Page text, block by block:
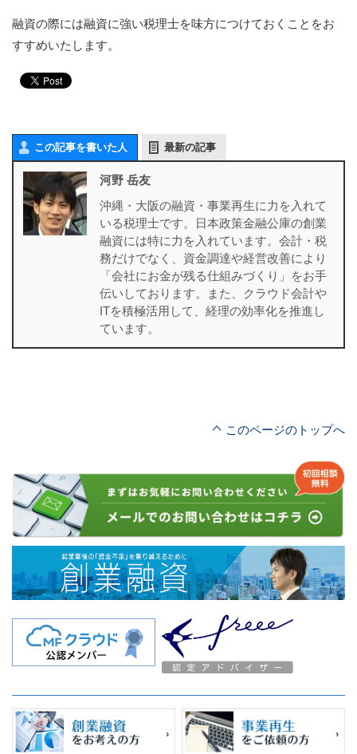
融資の際には融資に強い税理士を味方につけておくことをお
すすめいたします。
この記事を書いた人 最新の記事
河野 岳友
沖縄・大阪の融資・事業再生に力を入れて
いる税理士です。日本政策金融公庫の創業
融資には特に力を入れています。会計・税
務だけでなく、資金調達や経営改善により
「会社にお金が残る仕組みづくり」をお手
伝いしております。また、クラウド会計や
ITを積極活用して、経理の効率化を推進し
ています。
このページのトップへ